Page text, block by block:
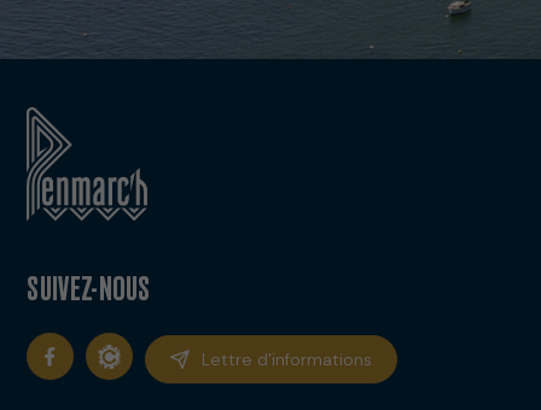
SUIVEZ-NOUS
Lettre d’informations